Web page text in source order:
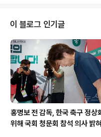
의해 촬영되어 온라인에 퍼졌습니다.
반 혐의로 경찰에 입건되었으며, 현재
다. 이러한 사건은 단순히 한 개인의
회의 동물 보호 의식 수준을 되돌아
니다. 잔혹한 학대, 드러나는 진실사
의 입질을 훈련하기 위한 행..
이 블로그 인기글
홍명보 전 감독, 한국 축구 정상
위해 국회 청문회 참석 의사 밝혀